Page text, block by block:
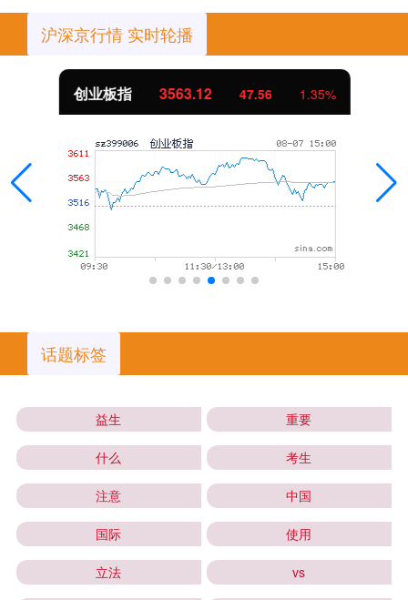
沪深京行情 实时轮播
创业板指 3563.12 47.56 1.35%
话题标签
益生 重要
什么 考生
注意 中国
国际 使用
立法 vs